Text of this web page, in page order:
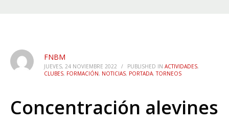
FNBM
JUEVES, 24 NOVIEMBRE 2022 / PUBLISHED IN ACTIVIDADES,
CLUBES, FORMACIÓN, NOTICIAS, PORTADA,TORNEOS
Concentración alevines